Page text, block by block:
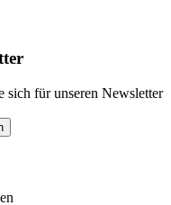
sich für unseren Newsletter